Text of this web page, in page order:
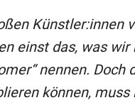
Künstler:innen
einst das, was wir
nennen. Doch
können, muss